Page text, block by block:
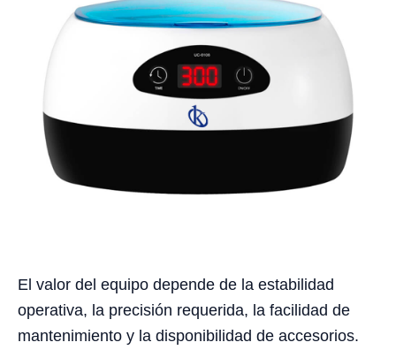
El valor del equipo depende de la estabilidad
operativa, la precisión requerida, la facilidad de
mantenimiento y la disponibilidad de accesorios.